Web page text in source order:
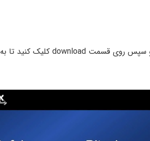
می شویم و سپس روی قسمت download کلیک کنید تا به